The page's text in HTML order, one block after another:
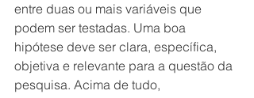
entre duas ou mais variáveis ​​que
podem ser testadas. Uma boa
hipótese deve ser clara, específica,
objetiva e relevante para a questão da
pesquisa. Acima de tudo,